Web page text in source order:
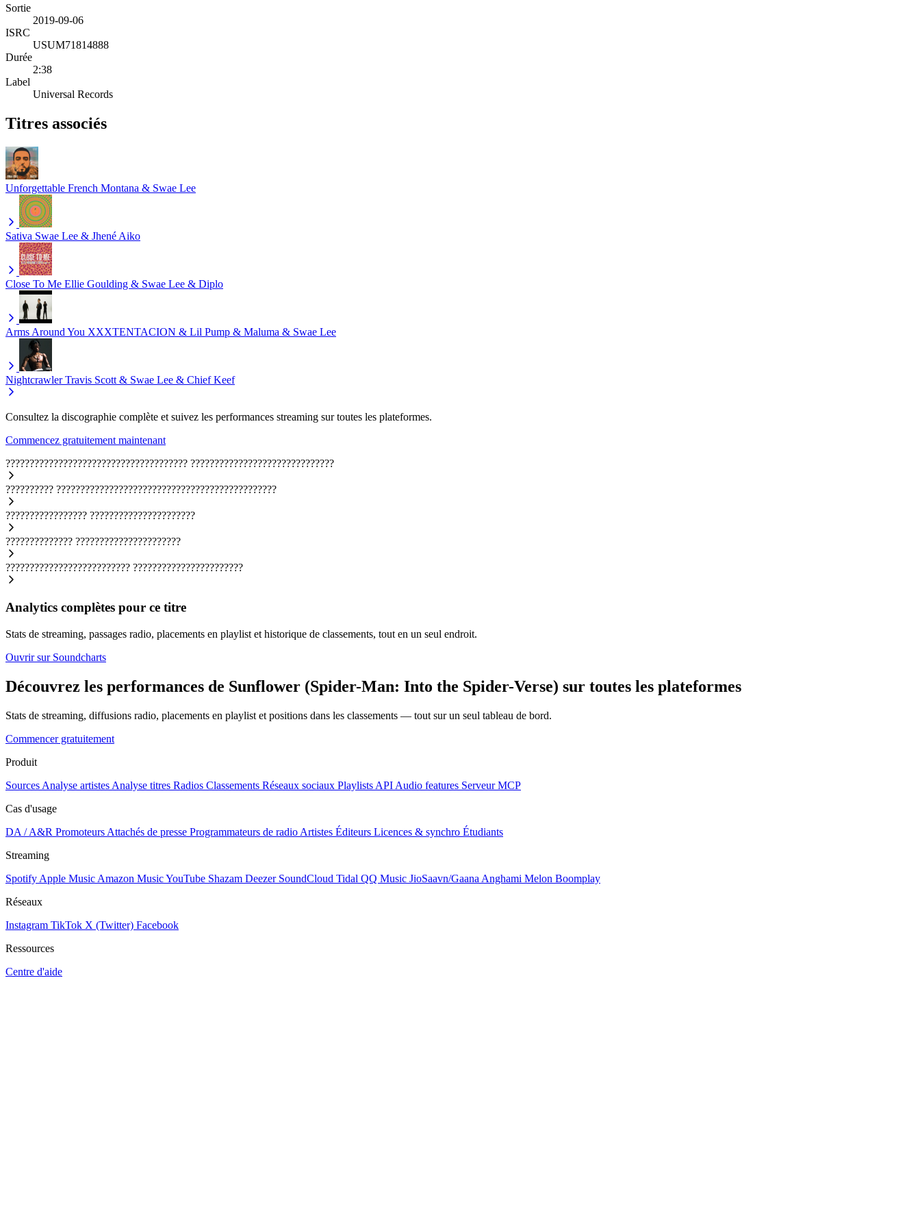
Sortie
2019-09-06
ISRC
USUM71814888
Durée
2:38
Label
Universal Records
Titres associés
Unforgettable French Montana & Swae Lee
Sativa Swae Lee & Jhené Aiko
Close To Me Ellie Goulding & Swae Lee & Diplo
Arms Around You XXXTENTACION & Lil Pump & Maluma & Swae Lee
Nightcrawler Travis Scott & Swae Lee & Chief Keef
Consultez la discographie complète et suivez les performances streaming sur toutes les plateformes.
Commencez gratuitement maintenant
?????????????????????????????????????? ??????????????????????????????
?????????? ??????????????????????????????????????????????
????????????????? ??????????????????????
?????????????? ??????????????????????
?????????????????????????? ???????????????????????
Analytics complètes pour ce titre
Stats de streaming, passages radio, placements en playlist et historique de classements, tout en un seul endroit.
Ouvrir sur Soundcharts
Découvrez les performances de Sunflower (Spider-Man: Into the Spider-Verse) sur toutes les plateformes
Stats de streaming, diffusions radio, placements en playlist et positions dans les classements — tout sur un seul tableau de bord.
Commencer gratuitement
Produit
Sources Analyse artistes Analyse titres Radios Classements Réseaux sociaux Playlists API Audio features Serveur MCP
Cas d'usage
DA / A&R Promoteurs Attachés de presse Programmateurs de radio Artistes Éditeurs Licences & synchro Étudiants
Streaming
Spotify Apple Music Amazon MusicYouTube Shazam Deezer SoundCloud Tidal QQ Music JioSaavn/Gaana Anghami Melon Boomplay
Réseaux
Instagram TikTok X (Twitter) Facebook
Ressources
Centre d'aide